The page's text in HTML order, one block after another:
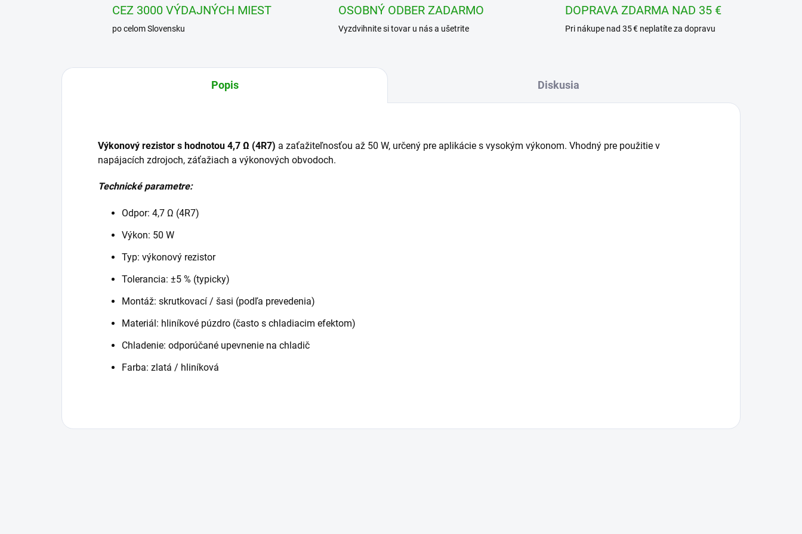
CEZ 3000 VÝDAJNÝCH MIEST
po celom Slovensku
OSOBNÝ ODBER ZADARMO
Vyzdvihnite si tovar u nás a ušetrite
DOPRAVA ZDARMA NAD 35 €
Pri nákupe nad 35 € neplatíte za dopravu
Popis Diskusia
Výkonový rezistor s hodnotou 4,7 Ω (4R7) a zaťažiteľnosťou až 50 W, určený pre aplikácie s vysokým výkonom. Vhodný pre použitie v
napájacích zdrojoch, záťažiach a výkonových obvodoch.
Technické parametre:
Odpor: 4,7 Ω (4R7)
Výkon: 50 W
Typ: výkonový rezistor
Tolerancia: ±5 % (typicky)
Montáž: skrutkovací / šasi (podľa prevedenia)
Materiál: hliníkové púzdro (často s chladiacim efektom)
Chladenie: odporúčané upevnenie na chladič
Farba: zlatá / hliníková